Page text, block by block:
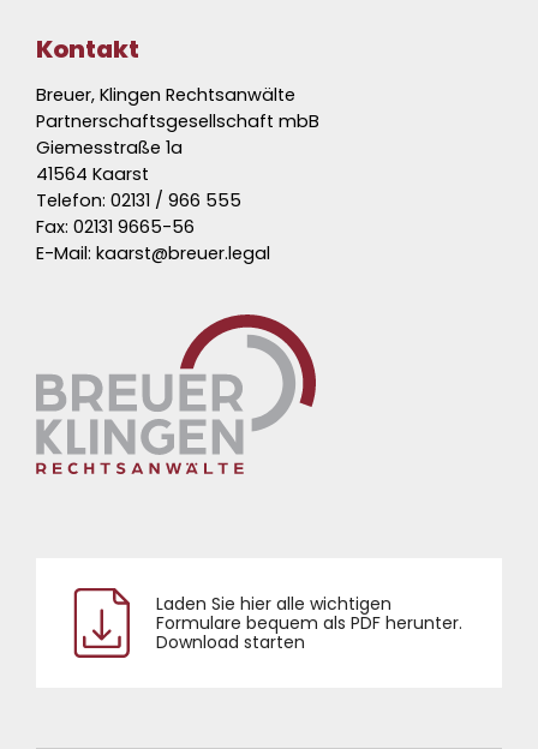
Kontakt
Breuer, Klingen Rechtsanwälte
Partnerschaftsgesellschaft mbB
Giemesstraße 1a
41564 Kaarst
Telefon: 02131 / 966 555
Fax: 02131 9665-56
E-Mail: kaarst@breuer.legal
Laden Sie hier alle wichtigen
Formulare bequem als PDF herunter.
Download starten